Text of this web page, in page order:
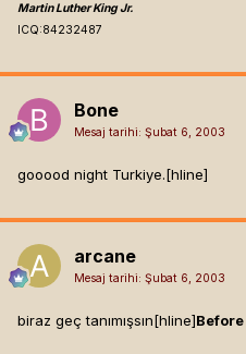
Martin Luther King Jr.
ICQ:84232487
Bone
Mesaj tarihi: Şubat 6, 2003
gooood night Turkiye.[hline]
arcane
Mesaj tarihi: Şubat 6, 2003
biraz geç tanımışsın[hline]